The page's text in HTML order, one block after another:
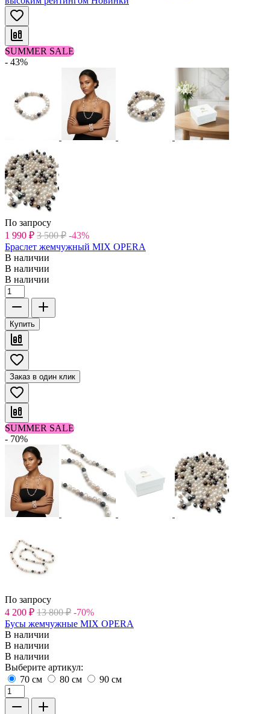
SUMMER SALE
- 43%
По запросу
1 990 ₽ 3 500 ₽ -43%
Браслет жемчужный MIX OPERA
В наличии
В наличии
В наличии
Купить
Заказ в один клик
SUMMER SALE
- 70%
По запросу
4 200 ₽ 13 800 ₽ -70%
Бусы жемчужные MIX OPERA
В наличии
В наличии
В наличии
Выберите артикул:
70 см
80 см 90 см